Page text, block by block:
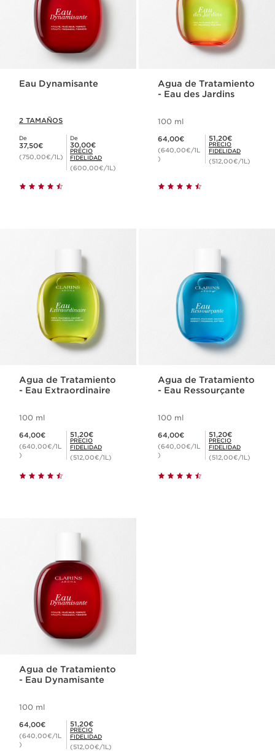
Eau Dynamisante
2 TAMAÑOS
De
Precio actual 37,50€
37,50€
(750,00€/1L)
De
Precio Fidelidad 30,00€
30,00€
PRECIO
FIDELIDAD
(600,00€/1L)
Agua de Tratamiento
- Eau des Jardins
100 ml
64,00€
(640,00€/1L
)
Precio Fidelidad 51,20€
51,20€
PRECIO
FIDELIDAD
(512,00€/1L)
Agua de Tratamiento
- Eau Extraordinaire
100 ml
64,00€
(640,00€/1L
)
Precio Fidelidad 51,20€
51,20€
PRECIO
FIDELIDAD
(512,00€/1L)
Agua de Tratamiento
- Eau Ressourçante
100 ml
64,00€
(640,00€/1L
)
Precio Fidelidad 51,20€
51,20€
PRECIO
FIDELIDAD
(512,00€/1L)
Agua de Tratamiento
- Eau Dynamisante
100 ml
64,00€
(640,00€/1L
)
Precio Fidelidad 51,20€
51,20€
PRECIO
FIDELIDAD
(512,00€/1L)